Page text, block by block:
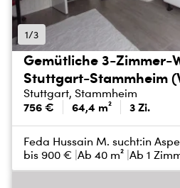
1/3
Gemütliche 3-Zimmer-
Stuttgart-Stammheim
Stuttgart, Stammheim
756 € 64,4 m² 3 Zi.
Feda Hussain M. sucht:in
bis 900 € Ab 40 m² Ab 1